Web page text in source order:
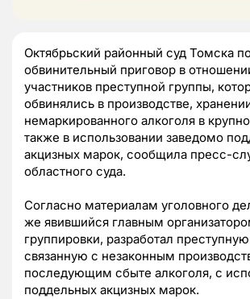
Октябрьский районный суд Томска
обвинительный приговор в
участников преступной группы,
обвинялись в производстве,
немаркированного алкоголя в
также в использовании заведомо
акцизных марок, сообщила пресс-
областного суда.
Согласно материалам уголовного
же явившийся главным
группировки, разработал
связанную с незаконным
последующим сбыте алкоголя, с
поддельных акцизных марок.